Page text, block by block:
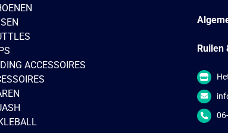
ACCESSOIRES
Ruilen